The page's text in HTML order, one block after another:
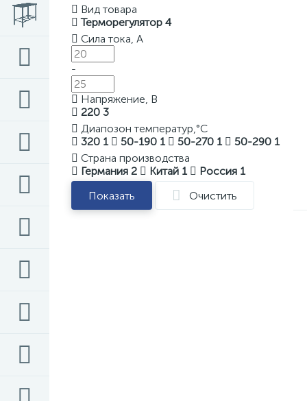
Вид товара
Терморегулятор 4
Сила тока, А
-
Напряжение, В
220 3
Диапозон температур,°C
320 1 50-190 1 50-270 1 50-290 1
Страна производства
Германия 2 Китай 1 Россия 1
Показать
Очистить